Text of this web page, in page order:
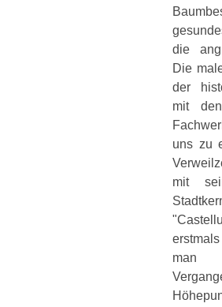
die
Die
der
mit
uns zu
mit
man